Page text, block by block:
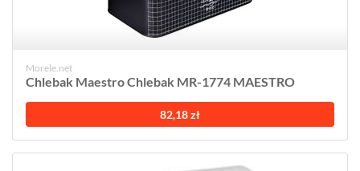
Morele.net
Chlebak Maestro Chlebak MR-1774 MAESTRO
82,18 zł